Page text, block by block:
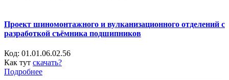
Проект шиномонтажного и вулканизационного отделений с
разработкой съёмника подшипников
Код: 01.01.06.02.56
Как тут скачать?
Подробнее